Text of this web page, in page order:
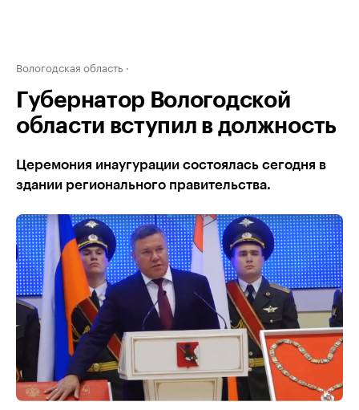
Вологодская область
Губернатор Вологодской
области вступил в должность
Церемония инаугурации состоялась сегодня в
здании регионального правительства.